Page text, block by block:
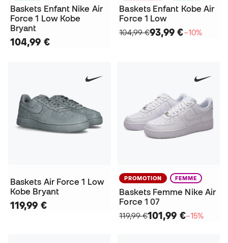
Baskets Enfant Nike Air
Force 1 Low Kobe
Bryant
104,99 €
Baskets Enfant Kobe Air
Force 1 Low
104,99 €93,99 €−10%
Baskets Air Force 1 Low
Kobe Bryant
119,99 €
PROMOTION FEMME
Baskets Femme Nike Air
Force 1 07
119,99 €101,99 €−15%